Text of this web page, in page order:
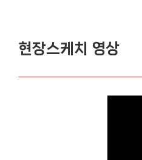
현장스케치 영상